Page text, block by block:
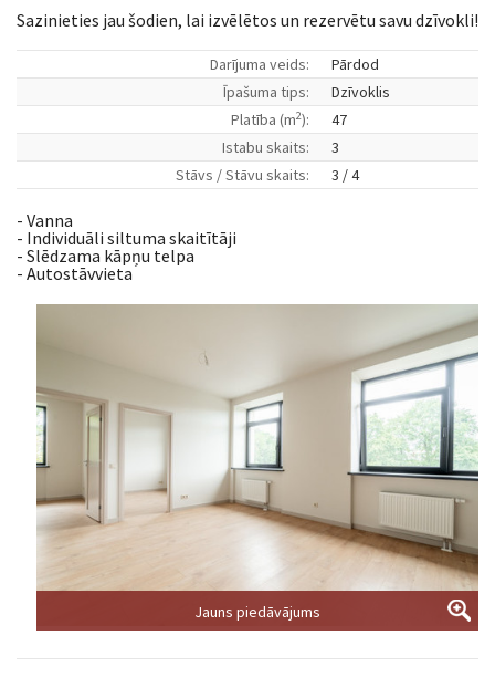
Sazinieties jau šodien, lai izvēlētos un rezervētu savu dzīvokli!
Darījuma veids:
Pārdod
Īpašuma tips:
Dzīvoklis
Platība (m2):
47
Istabu skaits:
3
Stāvs / Stāvu skaits:
3 / 4
- Vanna
- Individuāli siltuma skaitītāji
- Slēdzama kāpņu telpa
- Autostāvvieta
Jauns piedāvājums